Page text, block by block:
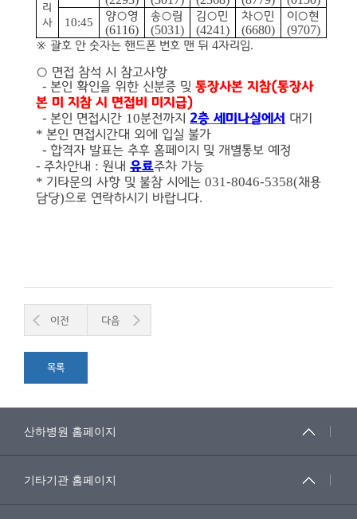
리
사
10:45 양○영
(6116)
송○림
(5031)
김○민
(4241)
차○민
(6680)
이 ○현
(9707)
※ 괄호 안 숫자는 핸드폰 번호 맨 뒤 4자리임.
○ 면접 참석 시 참고사항
- 본인 확인을 위한 신분증 및 통장사본 지참(통장사
본 미 지참 시 면접비 미지급)
- 본인 면접시간 10분전까지 2층 세미나실에서 대기
* 본인 면접시간대 외에 입실 불가
- 합격자 발표는 추후 홈페이지 및 개별통보 예정
- 주차안내 : 원내 유료주차 가능
* 기타문의 사항 및 불참 시에는 031-8046-5358(채용
담당)으로 연락하시기 바랍니다.
이전 다음
목록